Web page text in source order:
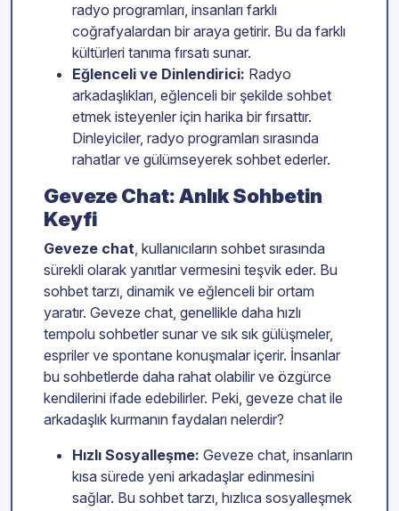
radyo programları, insanları farklı
coğrafyalardan bir araya getirir. Bu da farklı
kültürleri tanıma fırsatı sunar.
Eğlenceli ve Dinlendirici: Radyo
arkadaşlıkları, eğlenceli bir şekilde sohbet
etmek isteyenler için harika bir fırsattır.
Dinleyiciler, radyo programları sırasında
rahatlar ve gülümseyerek sohbet ederler.
Geveze Chat: Anlık Sohbetin
Keyfi
Geveze chat, kullanıcıların sohbet sırasında
sürekli olarak yanıtlar vermesini teşvik eder. Bu
sohbet tarzı, dinamik ve eğlenceli bir ortam
yaratır. Geveze chat, genellikle daha hızlı
tempolu sohbetler sunar ve sık sık gülüşmeler,
espriler ve spontane konuşmalar içerir. İnsanlar
bu sohbetlerde daha rahat olabilir ve özgürce
kendilerini ifade edebilirler. Peki, geveze chat ile
arkadaşlık kurmanın faydaları nelerdir?
Hızlı Sosyalleşme: Geveze chat, insanların
kısa sürede yeni arkadaşlar edinmesini
sağlar. Bu sohbet tarzı, hızlıca sosyalleşmek